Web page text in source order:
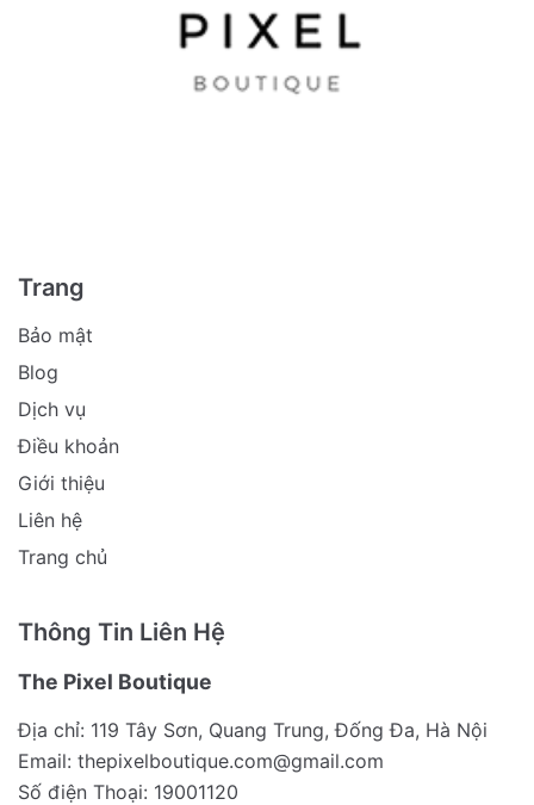
Trang
Bảo mật
Blog
Dịch vụ
Điều khoản
Giới thiệu
Liên hệ
Trang chủ
Thông Tin Liên Hệ
The Pixel Boutique
Địa chỉ: 119 Tây Sơn, Quang Trung, Đống Đa, Hà Nội
Email: thepixelboutique.com@gmail.com
Số điện Thoại: 19001120